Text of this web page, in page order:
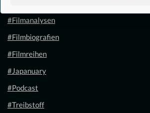
#Filmanalysen
#Filmbiografien
#Filmreihen
#Japanuary
#Podcast
#Treibstoff